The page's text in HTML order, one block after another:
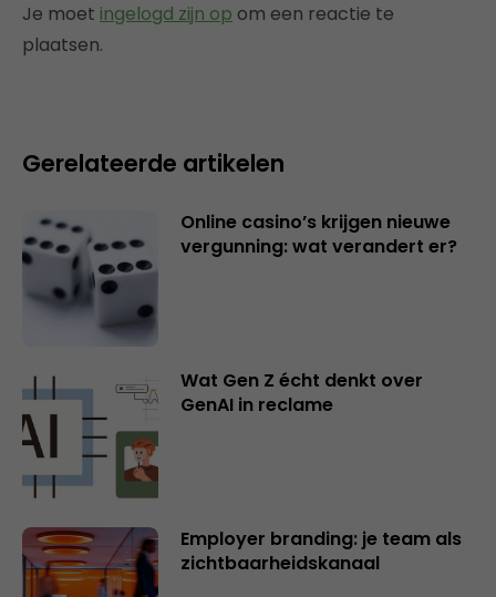
Je moet ingelogd zijn op om een reactie te
plaatsen.
Gerelateerde artikelen
Online casino’s krijgen nieuwe
vergunning: wat verandert er?
Wat Gen Z écht denkt over
GenAI in reclame
Employer branding: je team als
zichtbaarheidskanaal